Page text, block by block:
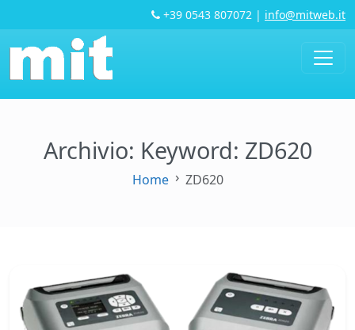
+39 0543 807072 | info@mitweb.it
Archivio: Keyword: ZD620
Home ZD620